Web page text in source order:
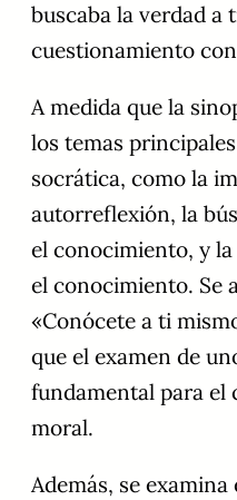
buscaba la verdad a
cuestionamiento
A medida que la
los temas
socrática, como la
autorreflexión, la
el conocimiento, y
el conocimiento. Se
«Conócete a ti
que el examen de
fundamental para el
moral.
Además, se